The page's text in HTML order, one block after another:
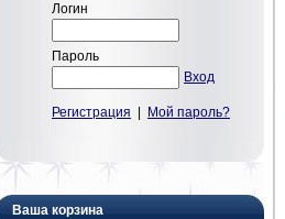
Логин
Пароль
Вход
Регистрация Мой пароль?
Ваша корзина